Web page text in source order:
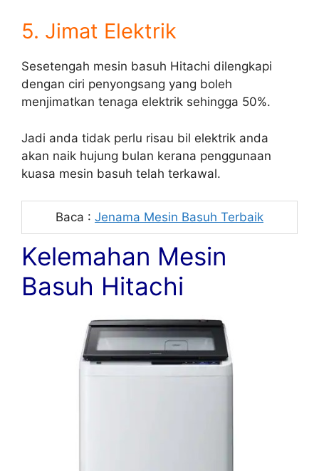
5. Jimat Elektrik
Sesetengah mesin basuh Hitachi dilengkapi
dengan ciri penyongsang yang boleh
menjimatkan tenaga elektrik sehingga 50%.
Jadi anda tidak perlu risau bil elektrik anda
akan naik hujung bulan kerana penggunaan
kuasa mesin basuh telah terkawal.
Baca : Jenama Mesin Basuh Terbaik
Kelemahan Mesin
Basuh Hitachi